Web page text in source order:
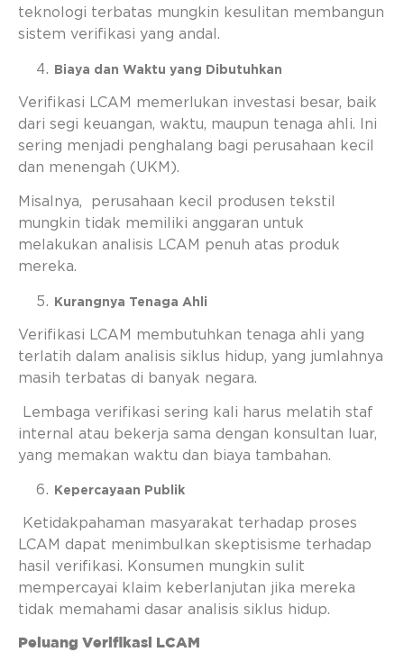
teknologi terbatas mungkin kesulitan membangun
sistem verifikasi yang andal.
Biaya dan Waktu yang Dibutuhkan
Verifikasi LCAM memerlukan investasi besar, baik
dari segi keuangan, waktu, maupun tenaga ahli. Ini
sering menjadi penghalang bagi perusahaan kecil
dan menengah (UKM).
Misalnya, perusahaan kecil produsen tekstil
mungkin tidak memiliki anggaran untuk
melakukan analisis LCAM penuh atas produk
mereka.
Kurangnya Tenaga Ahli
Verifikasi LCAM membutuhkan tenaga ahli yang
terlatih dalam analisis siklus hidup, yang jumlahnya
masih terbatas di banyak negara.
Lembaga verifikasi sering kali harus melatih staf
internal atau bekerja sama dengan konsultan luar,
yang memakan waktu dan biaya tambahan.
Kepercayaan Publik
Ketidakpahaman masyarakat terhadap proses
LCAM dapat menimbulkan skeptisisme terhadap
hasil verifikasi. Konsumen mungkin sulit
mempercayai klaim keberlanjutan jika mereka
tidak memahami dasar analisis siklus hidup.
Peluang Verifikasi LCAM